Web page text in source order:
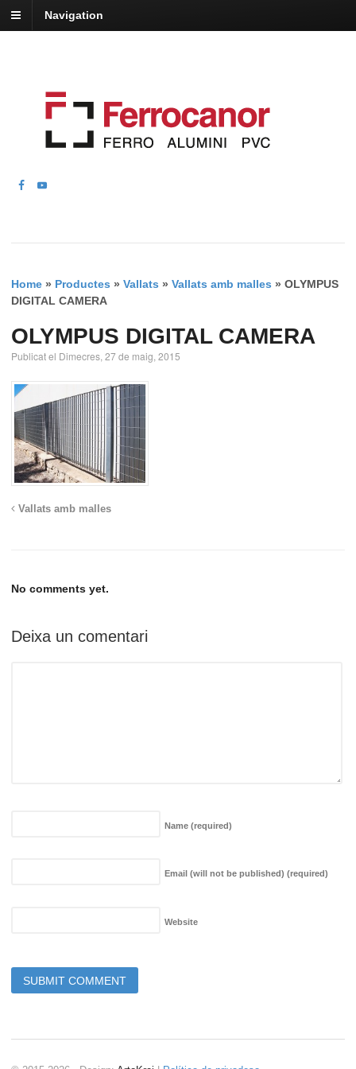
Navigation
Home » Productes » Vallats » Vallats amb malles » OLYMPUS
DIGITAL CAMERA
OLYMPUS DIGITAL CAMERA
Publicat el Dimecres, 27 de maig, 2015
Vallats amb malles
No comments yet.
Deixa un comentari
Name (required)
Email (will not be published) (required)
Website